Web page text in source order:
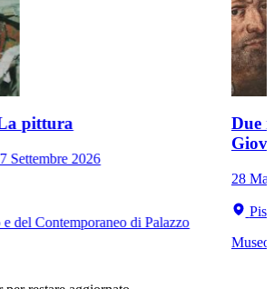
pittura
Settembre 2026
del Contemporaneo di Palazzo
Due
28
Museo